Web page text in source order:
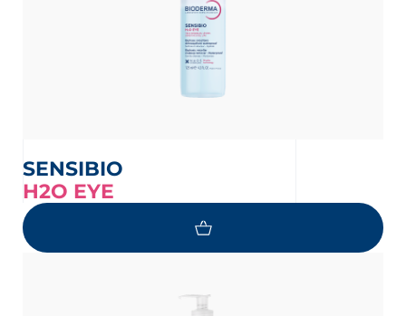
SENSIBIO
H2O EYE